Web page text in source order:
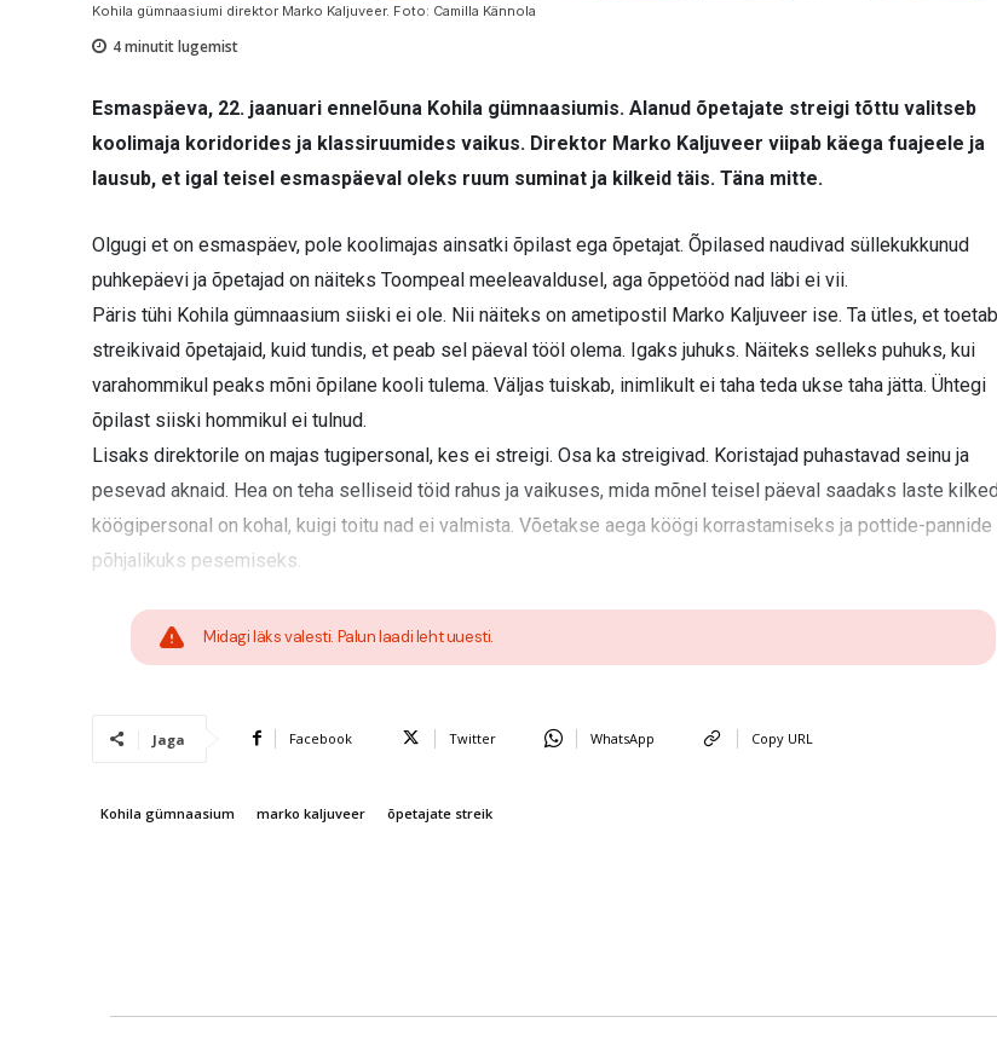
Kohila gümnaasiumi direktor Marko Kaljuveer. Foto: Camilla Kännola
4minutit lugemist
Esmaspäeva, 22. jaanuari ennelõuna Kohila gümnaasiumis. Alanud õpetajate streigi tõttu valitseb
koolimaja koridorides ja klassiruumides vaikus. Direktor Marko Kaljuveer viipab käega fuajeele ja
lausub, et igal teisel esmaspäeval oleks ruum suminat ja kilkeid täis. Täna mitte.
Olgugi et on esmaspäev, pole koolimajas ainsatki õpilast ega õpetajat. Õpilased naudivad süllekukkunud
puhkepäevi ja õpetajad on näiteks Toompeal meeleavaldusel, aga õppetööd nad läbi ei vii.
Päris tühi Kohila gümnaasium siiski ei ole. Nii näiteks on ametipostil Marko Kaljuveer ise. Ta ütles, et toetab
streikivaid õpetajaid, kuid tundis, et peab sel päeval tööl olema. Igaks juhuks. Näiteks selleks puhuks, kui
varahommikul peaks mõni õpilane kooli tulema. Väljas tuiskab, inimlikult ei taha teda ukse taha jätta. Ühtegi
õpilast siiski hommikul ei tulnud.
Lisaks direktorile on majas tugipersonal, kes ei streigi. Osa ka streigivad. Koristajad puhastavad seinu ja
pesevad aknaid. Hea on teha selliseid töid rahus ja vaikuses, mida mõnel teisel päeval saadaks laste
köögipersonal on kohal, kuigi toitu nad ei valmista. Võetakse aega köögi korrastamiseks ja pottide-pannide
põhjalikuks pesemiseks.
Midagi läks valesti. Palun laadi leht uuesti.
Jaga Facebook Twitter WhatsApp Copy URL
Kohila gümnaasium marko kaljuveer õpetajate streik